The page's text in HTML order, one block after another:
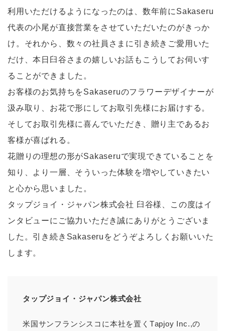
利用いただけるようになったのは、数年前にSakaseru
代表の小尾が直接営業をさせていただいたのがきっか
け。それから、数々の社員さまに引き続きご愛用いた
だけ、本日臼谷さまの嬉しいお話もこうしてお伺いす
ることができました。
お客様のお気持ちをSakaseruのフラワーデザイナーが
汲み取り、お花で形にしてお取引先様にお届けする。
そしてお取引先様に喜んでいただき、贈り主であるお
客様が喜ばれる。
花贈りの理想の形がSakaseruで実現できていることを
知り、より一層、そういった体験を増やしていきたい
と心から思いました。
タップジョイ・ジャパン株式会社 臼谷様、この度はイ
ンタビューにご協力いただき誠にありがとうございま
した。引き続きSakaseruをどうぞよろしくお願いいた
します。
タップジョイ・ジャパン株式会社
米国サンフランシスコに本社を置くTapjoy Inc.,の